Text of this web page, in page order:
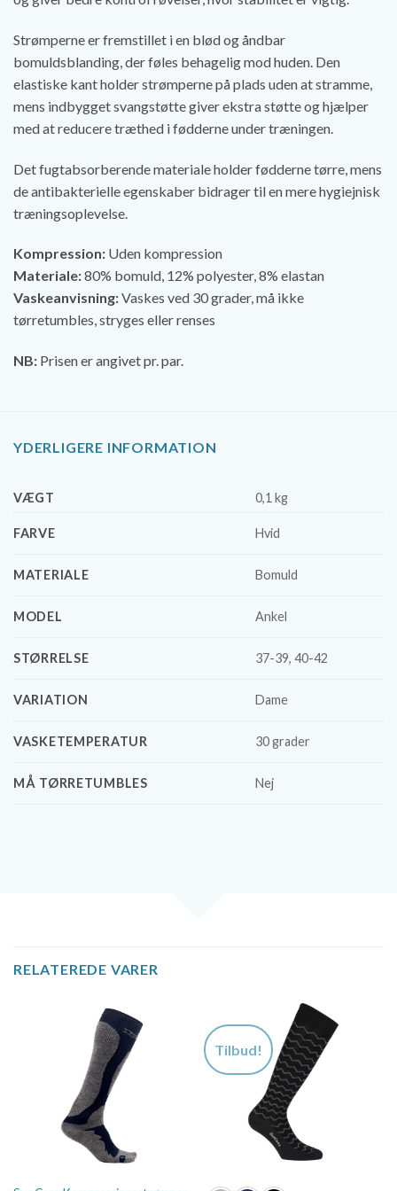
Strømperne er fremstillet i en blød og åndbar
bomuldsblanding, der føles behagelig mod huden. Den
elastiske kant holder strømperne på plads uden at stramme,
mens indbygget svangstøtte giver ekstra støtte og hjælper
med at reducere træthed i fødderne under træningen.
Det fugtabsorberende materiale holder fødderne tørre, mens
de antibakterielle egenskaber bidrager til en mere hygiejnisk
træningsoplevelse.
Kompression: Uden kompression
Materiale:80% bomuld, 12% polyester, 8% elastan
Vaskeanvisning:Vaskes ved 30 grader, må ikke
tørretumbles, stryges eller renses
NB: Prisen er angivet pr. par.
YDERLIGERE INFORMATION
VÆGT 0,1 kg
FARVE Hvid
MATERIALE Bomuld
MODEL Ankel
STØRRELSE 37-39, 40-42
VARIATION Dame
VASKETEMPERATUR 30 grader
MÅ TØRRETUMBLES Nej
RELATEREDE VARER
Tilbud!